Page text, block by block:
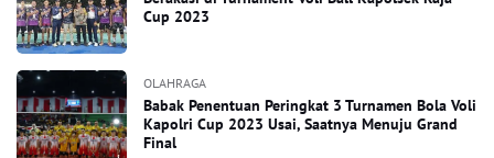
Cup 2023
OLAHRAGA
Babak Penentuan Peringkat 3 Turnamen Bola Voli
Kapolri Cup 2023 Usai, Saatnya Menuju Grand
Final